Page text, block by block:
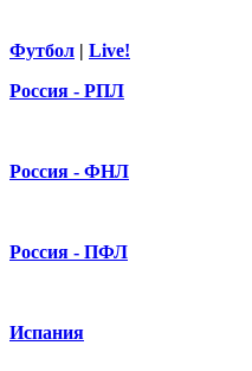
Футбол | Live!
Россия - РПЛ
Россия - ФНЛ
Россия - ПФЛ
Испания